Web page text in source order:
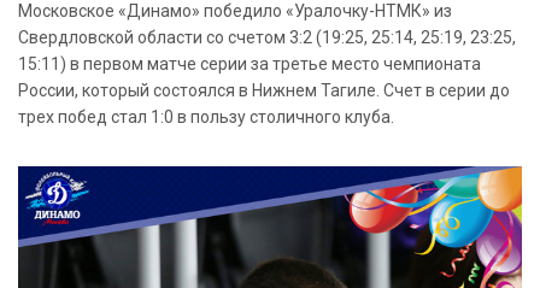
Московское «Динамо» победило «Уралочку-НТМК» из
Свердловской области со счетом 3:2 (19:25, 25:14, 25:19, 23:25,
15:11) в первом матче серии за третье место чемпионата
России, который состоялся в Нижнем Тагиле. Счет в серии до
трех побед стал 1:0 в пользу столичного клуба.